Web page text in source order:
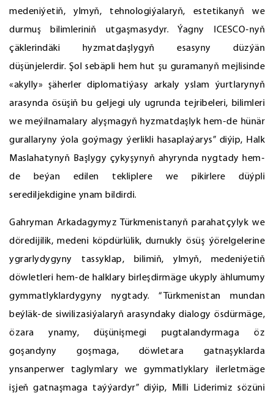
medeniýetiň, ylmyň, tehnologiýalaryň, estetikanyň we
durmuş bilimleriniň utgaşmasydyr. Ýagny ICESCO-nyň
çäklerindäki hyzmatdaşlygyň esasyny düzýän
düşünjelerdir. Şol sebäpli hem hut şu guramanyň mejlisinde
«akylly» şäherler diplomatiýasy arkaly yslam ýurtlarynyň
arasynda ösüşiň bu geljegi uly ugrunda tejribeleri, bilimleri
we meýilnamalary alyşmagyň hyzmatdaşlyk hem-de hünär
gurallaryny ýola goýmagy ýerlikli hasaplaýarys” diýip, Halk
Maslahatynyň Başlygy çykyşynyň ahyrynda nygtady hem-
de beýan edilen tekliplere we pikirlere düýpli
serediljekdigine ynam bildirdi.
Gahryman Arkadagymyz Türkmenistanyň parahatçylyk we
döredijilik, medeni köpdürlülik, durnukly ösüş ýörelgelerine
ygrarlydygyny tassyklap, bilimiň, ylmyň, medeniýetiň
döwletleri hem-de halklary birleşdirmäge ukyply ählumumy
gymmatlyklardygyny nygtady. “Türkmenistan mundan
beýläk-de siwilizasiýalaryň arasyndaky dialogy ösdürmäge,
özara ynamy, düşünişmegi pugtalandyrmaga öz
goşandyny goşmaga, döwletara gatnaşyklarda
ynsanperwer taglymlary we gymmatlyklary ilerletmäge
işjeň gatnaşmaga taýýardyr” diýip, Milli Liderimiz sözüni